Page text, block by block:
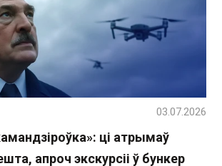
ці атрымаў
апроч экскурсіі ў бункер
03.07.2026